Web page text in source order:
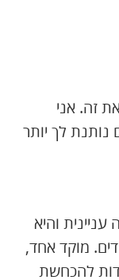
זה. אני
לך יותר
והיא
מוקד אחד,
להכחשת